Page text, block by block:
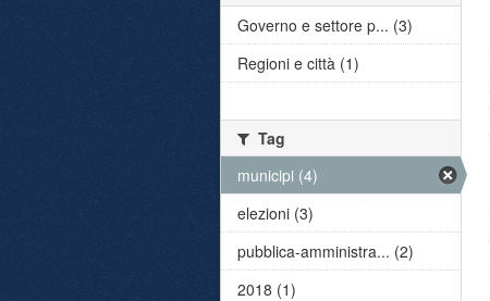
Governo e settore p... (3)
Regioni e città (1)
Tag
municipi (4)
elezioni (3)
pubblica-amministra... (2)
2018 (1)